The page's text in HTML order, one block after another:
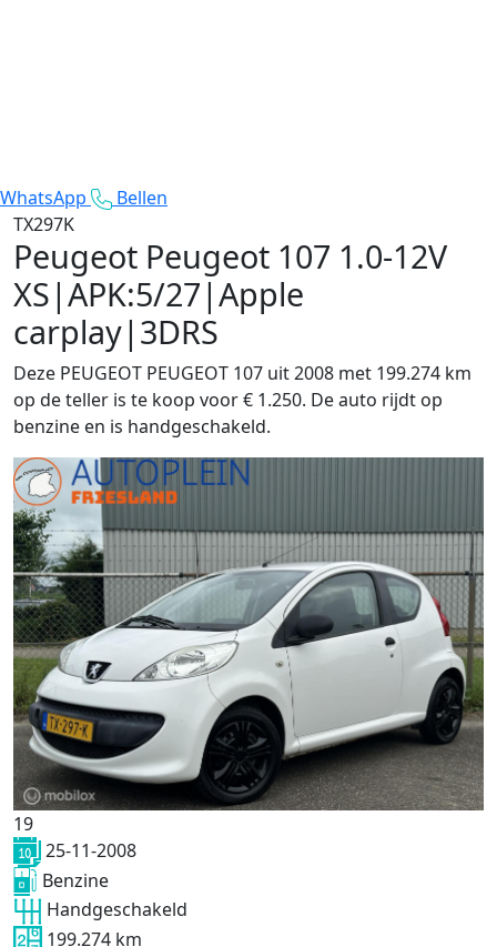
WhatsApp
Bellen
TX297K
Peugeot Peugeot 107 1.0-12V
XS|APK:5/27|Apple
carplay|3DRS
Deze PEUGEOT PEUGEOT 107 uit 2008 met 199.274 km
op de teller is te koop voor € 1.250. De auto rijdt op
benzine en is handgeschakeld.
19
25-11-2008
Benzine
Handgeschakeld
199.274 km